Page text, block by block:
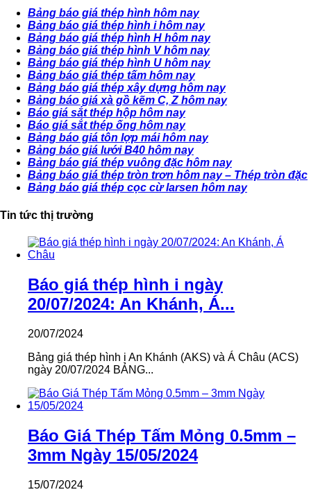
Bảng báo giá thép hình hôm nay
Bảng báo giá thép hình i hôm nay
Bảng báo giá thép hình H hôm nay
Bảng báo giá thép hình V hôm nay
Bảng báo giá thép hình U hôm nay
Bảng báo giá thép tấm hôm nay
Bảng báo giá thép xây dựng hôm nay
Bảng báo giá xà gồ kẽm C, Z hôm nay
Báo giá sắt thép hộp hôm nay
Báo giá sắt thép ống hôm nay
Bảng báo giá tôn lợp mái hôm nay
Bảng báo giá lưới B40 hôm nay
Bảng báo giá thép vuông đặc hôm nay
Bảng báo giá thép tròn trơn hôm nay – Thép tròn đặc
Bảng báo giá thép cọc cừ larsen hôm nay
Tin tức thị trường
Báo giá thép hình i ngày
20/07/2024: An Khánh, Á...
20/07/2024
Bảng giá thép hình i An Khánh (AKS) và Á Châu (ACS)
ngày 20/07/2024 BẢNG...
Báo Giá Thép Tấm Mỏng 0.5mm –
3mm Ngày 15/05/2024
15/07/2024